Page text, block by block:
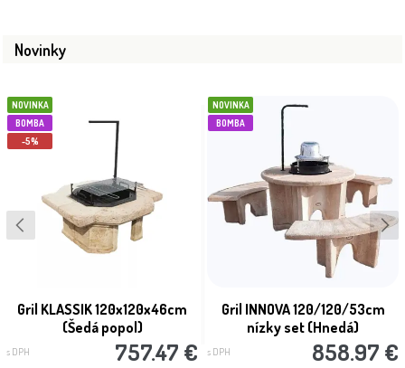
Novinky
NOVINKA
BOMBA
-5%
Gril KLASSIK 120x120x46cm
(Šedá popol)
s DPH 757.47 €
NOVINKA
BOMBA
Gril INNOVA 120/120/53cm
nízky set (Hnedá)
s DPH 858.97 €